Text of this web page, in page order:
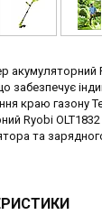
акумуляторний
забезпечує
краю газону
Ryobi
та